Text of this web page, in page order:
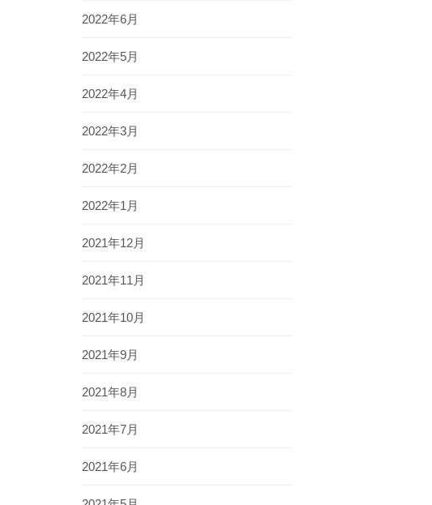
2022年6月
2022年5月
2022年4月
2022年3月
2022年2月
2022年1月
2021年12月
2021年11月
2021年10月
2021年9月
2021年8月
2021年7月
2021年6月